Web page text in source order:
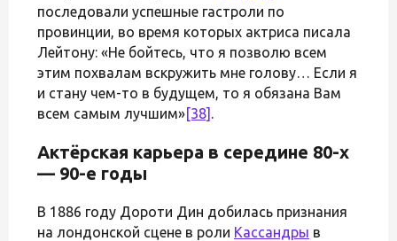
последовали успешные гастроли по
провинции, во время которых актриса писала
Лейтону: «Не бойтесь, что я позволю всем
этим похвалам вскружить мне голову… Если я
и стану чем-то в будущем, то я обязана Вам
всем самым лучшим»[38] .
Актёрская карьера в середине 80-х
— 90-е годы
В 1886 году Дороти Дин добилась признания
на лондонской сцене в роли Кассандры в